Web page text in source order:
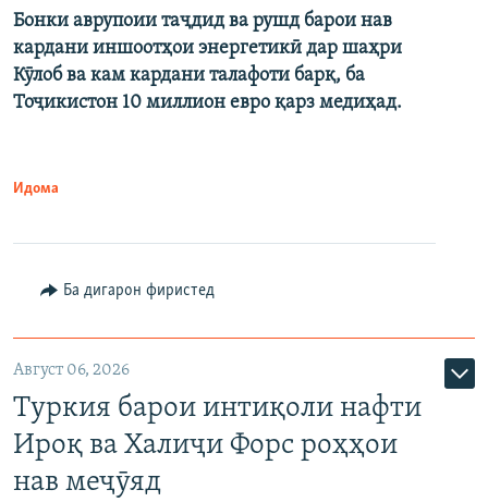
Бонки аврупоии таҷдид ва рушд барои нав
кардани иншоотҳои энергетикӣ дар шаҳри
Кӯлоб ва кам кардани талафоти барқ, ба
Тоҷикистон 10 миллион евро қарз медиҳад.
Идома
Ба дигарон фиристед
Август 06, 2026
Туркия барои интиқоли нафти
Ироқ ва Халиҷи Форс роҳҳои
нав меҷӯяд